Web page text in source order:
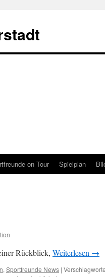
on Tour Spielplan
Rückblick, Weiterlesen →
, Sportfreunde News |